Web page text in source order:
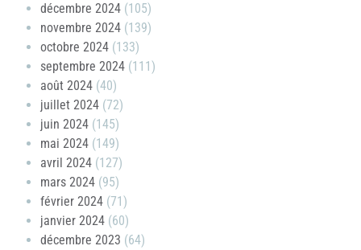
décembre 2024 (105)
novembre 2024 (139)
octobre 2024 (133)
septembre 2024 (111)
août 2024 (40)
juillet 2024 (72)
juin 2024 (145)
mai 2024 (149)
avril 2024 (127)
mars 2024 (95)
février 2024 (71)
janvier 2024 (60)
décembre 2023 (64)